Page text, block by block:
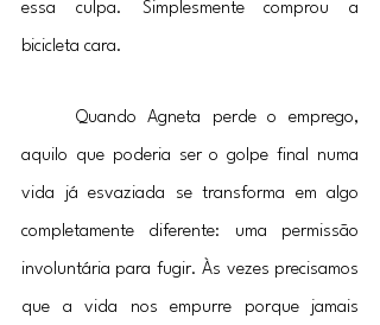
essa culpa. Simplesmente comprou a
bicicleta cara.
aquilo que poderia ser o golpe final numa
vida já esvaziada se transforma em algo
completamente diferente: uma permissão
involuntária para fugir. Às vezes precisamos
que a vida nos empurre porque jamais